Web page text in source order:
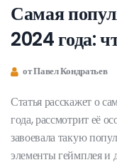
Самая
2024 года:
от Павел Кондратьев
Статья расскажет о
года, рассмотрит её
завоевала такую
элементы геймплея и